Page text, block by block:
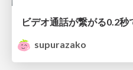
ビデオ通話が繋がる0.2
supurazako